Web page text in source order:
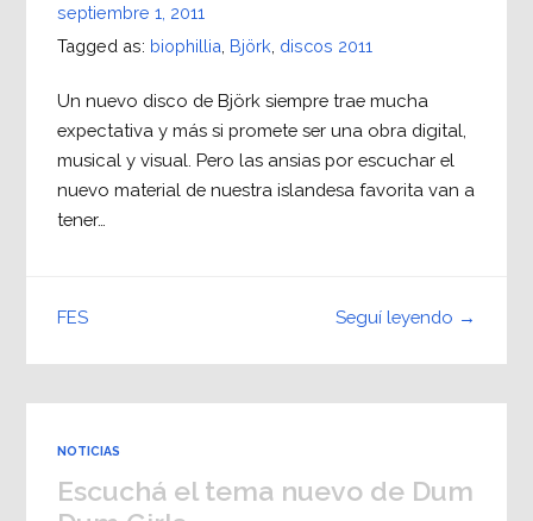
septiembre 1, 2011
Tagged as: biophillia Björk discos 2011
Un nuevo disco de Björk siempre trae mucha
expectativa y más si promete ser una obra digital,
musical y visual. Pero las ansias por escuchar el
nuevo material de nuestra islandesa favorita van a
tener…
Seguí leyendo →
FES
NOTICIAS
Escuchá el tema nuevo de Dum